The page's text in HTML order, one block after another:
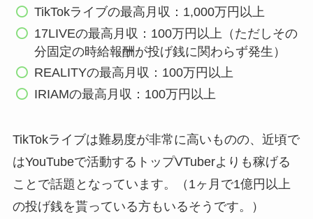
TikTokライブの最高月収：1,000万円以上
17LIVEの最高月収：100万円以上（ただしその
分固定の時給報酬が投げ銭に関わらず発生）
REALITYの最高月収：100万円以上
IRIAMの最高月収：100万円以上
TikTokライブは難易度が非常に高いものの、近頃で
はYouTubeで活動するトップVTuberよりも稼げる
ことで話題となっています。（1ヶ月で1億円以上
の投げ銭を貰っている方もいるそうです。）